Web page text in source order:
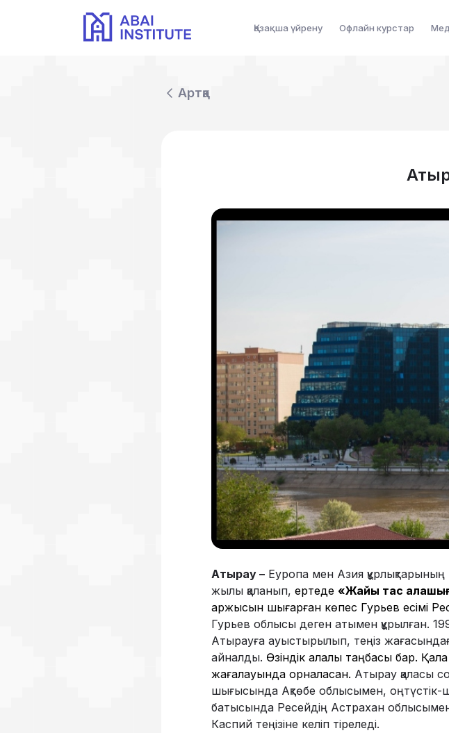
Қазақша үйрену Офлайн курстар
Артқа
Атырау – Еуропа мен Азия
жылы қаланып, ертеде «Жайық тас
қаржысын шығарған көпес Гурьев есімі
Гурьев облысы деген атымен құрылған.
Атырауға ауыстырылып, теңіз жағасындағы
айналды. Өзіндік қалалық таңбасы бар.
жағалауында орналасқан. Атырау қаласы
шығысында Ақтөбе облысымен,
батысында Ресейдің Астрахан
Каспий теңізіне келіп тіреледі.